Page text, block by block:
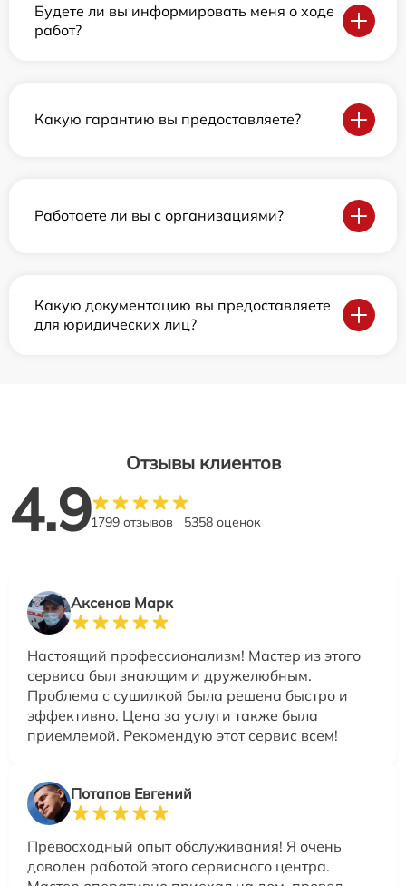
Будете ли вы информировать меня о ходе
работ?
Какую гарантию вы предоставляете?
Работаете ли вы с организациями?
Какую документацию вы предоставляете
для юридических лиц?
Отзывы клиентов
4.91799 отзывов 5358 оценок
Аксенов Марк
Настоящий профессионализм! Мастер из этого
сервиса был знающим и дружелюбным.
Проблема с сушилкой была решена быстро и
эффективно. Цена за услуги также была
приемлемой. Рекомендую этот сервис всем!
Потапов Евгений
Превосходный опыт обслуживания! Я очень
доволен работой этого сервисного центра.